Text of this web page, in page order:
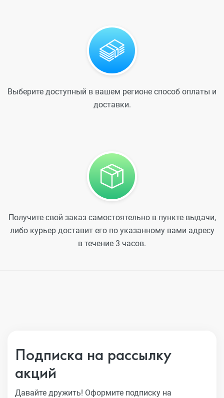
Выберите доступный в вашем регионе способ оплаты и
доставки.
Получите свой заказ самостоятельно в пункте выдачи,
либо курьер доставит его по указанному вами адресу
в течение 3 часов.
Подписка на рассылку
акций
Давайте дружить! Оформите подписку на